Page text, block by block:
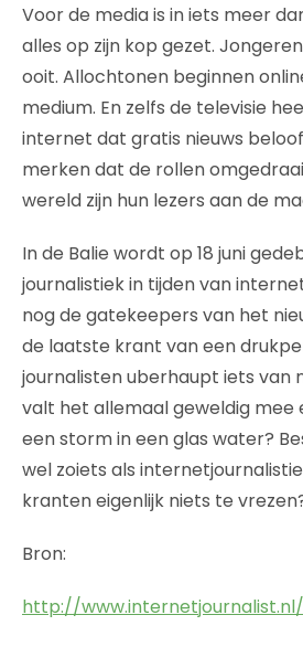
Voor de media is in iets meer
alles op zijn kop gezet.
ooit. Allochtonen beginnen
medium. En zelfs de televisie
internet dat gratis nieuws
merken dat de rollen
wereld zijn hun lezers aan de
In de Balie wordt op 18 juni
journalistiek in tijden van
nog de gatekeepers van het
de laatste krant van een
journalisten uberhaupt iets van
valt het allemaal geweldig mee
een storm in een glas water?
wel zoiets als
kranten eigenlijk niets te
Bron:
http://www.internetjournalist.nl/